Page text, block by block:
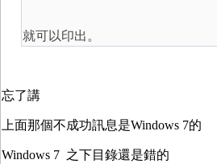
就可以印出。
忘了講
上面那個不成功訊息是Windows 7的
Windows 7 之下目錄還是錯的